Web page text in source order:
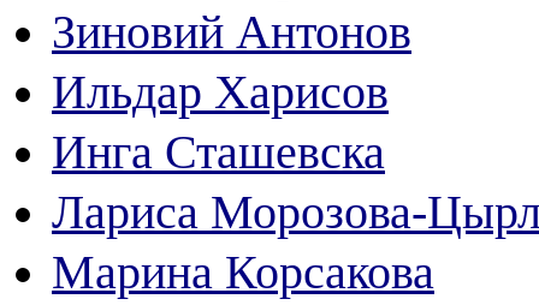
Зиновий Антонов
Ильдар Харисов
Инга Сташевска
Лариса Морозова-
Марина Корсакова